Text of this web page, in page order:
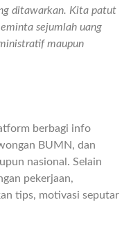
ditawarkan. Kita patut
sejumlah uang
maupun
berbagi info
BUMN, dan
nasional. Selain
pekerjaan,
tips, motivasi seputar